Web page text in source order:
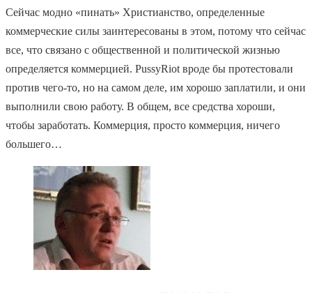
Сейчас модно «пинать» Христианство, определенные
коммерческие силы заинтересованы в этом, потому что сейчас
все, что связано с общественной и политической жизнью
определяется коммерцией. PussyRiot вроде бы протестовали
против чего-то, но на самом деле, им хорошо заплатили, и они
выполнили свою работу. В общем, все средства хороши,
чтобы заработать. Коммерция, просто коммерция, ничего
большего…